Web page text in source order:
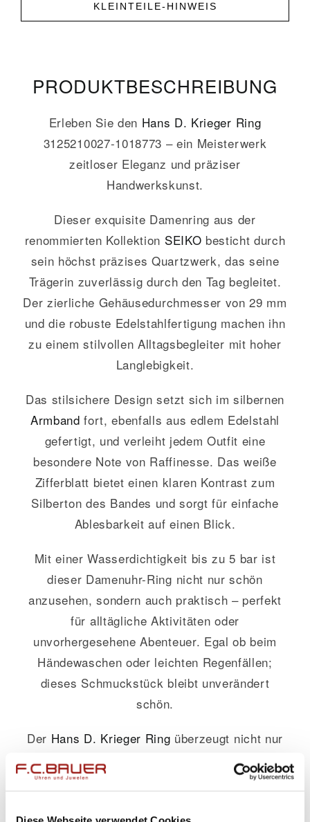
KLEINTEILE-HINWEIS
PRODUKT­­BESCHREIBUNG
Erleben Sie den Hans D. Krieger Ring
3125210027-1018773 – ein Meisterwerk
zeitloser Eleganz und präziser
Handwerkskunst.
Dieser exquisite Damenring aus der
renommierten Kollektion SEIKO besticht durch
sein höchst präzises Quartzwerk, das seine
Trägerin zuverlässig durch den Tag begleitet.
Der zierliche Gehäusedurchmesser von 29 mm
und die robuste Edelstahlfertigung machen ihn
zu einem stilvollen Alltagsbegleiter mit hoher
Langlebigkeit.
Das stilsichere Design setzt sich im silbernen
Armband fort, ebenfalls aus edlem Edelstahl
gefertigt, und verleiht jedem Outfit eine
besondere Note von Raffinesse. Das weiße
Zifferblatt bietet einen klaren Kontrast zum
Silberton des Bandes und sorgt für einfache
Ablesbarkeit auf einen Blick.
Mit einer Wasserdichtigkeit bis zu 5 bar ist
dieser Damenuhr-Ring nicht nur schön
anzusehen, sondern auch praktisch – perfekt
für alltägliche Aktivitäten oder
unvorhergesehene Abenteuer. Egal ob beim
Händewaschen oder leichten Regenfällen;
dieses Schmuckstück bleibt unverändert
schön.
Der Hans D. Krieger Ring überzeugt nicht nur
durch Ästhetik, sondern auch durch
Funktionalität: Die hochwertige Verarbeitung